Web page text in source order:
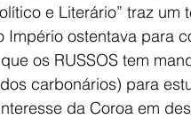
e Literário” traz um
ostentava para
os RUSSOS tem
carbonários) para
da Coroa em